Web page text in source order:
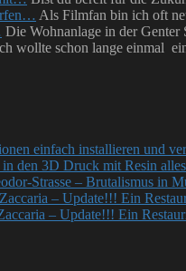
Als Filmfan bin ich oft
Die Wohnanlage in der
wollte schon lange einmal
einfach installieren und
den 3D Druck mit Resin
Strasse – Brutalismus in
– Update!!! Ein
– Update!!! Ein